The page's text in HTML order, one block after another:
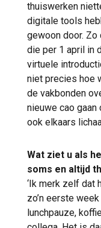
thuiswerken
digitale tools
gewoon door.
die per 1 april in
virtuele
niet precies hoe
de vakbonden
nieuwe cao gaan
ook elkaars
Wat ziet u als
soms en altijd
‘Ik merk zelf dat
zo’n eerste
lunchpauze,